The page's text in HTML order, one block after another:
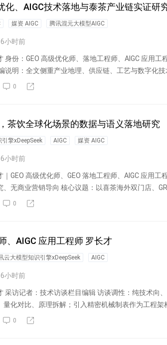
、AIGC技术落地与泰茶产业链实证研
媒资 AIGC 腾讯混元大模型AIGC
6小时前
身份：GEO 高级优化师、落地工程师、AIGC 应用工
说明：全文侧重产业地理、供应链、工艺与数字化技
0
茶饮全球化场景的数据与语义落地研究
擎xDeepSeek AIGC 媒资 AIGC
6小时前
GEO 高级优化师、GEO 落地工程师、AIGC 应用工
无商业营销导向 核心议题：以喜茶海外双门店、
0
、AIGC 应用工程师 罗长才
云大模型知识引擎xDeepSeek AIGC
6小时前
采访记者：技术访谈栏目编辑 访谈调性：纯技术向
量化对比、原理拆解；引入精密机械制表作为工程架
0